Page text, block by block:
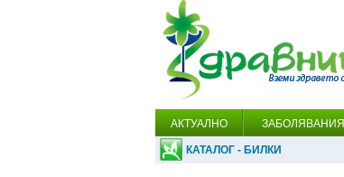
АКТУАЛНО ЗАБОЛЯВАНИЯ
КАТАЛОГ - БИЛКИ